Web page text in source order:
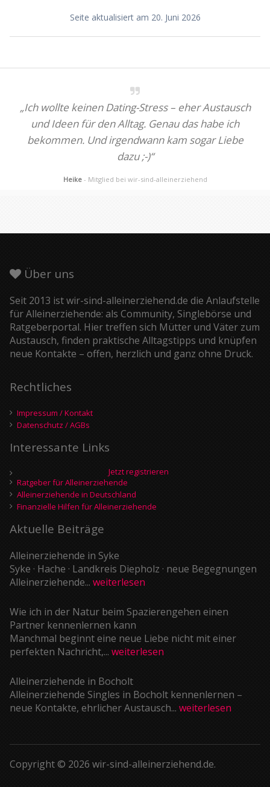
Seite aktualisiert am 20. Juni 2026
„Ich wollte keinen Dating-Stress – eher Austausch
und Ideen für den Alltag. Genau das habe ich
bekommen. Und irgendwann kam sogar Liebe
dazu ;-)“
Heike - Mitglied bei wir-sind-alleinerziehend
Über uns
Seit 2013 ist wir-sind-alleinerziehend.de die Anlaufstelle
für Alleinerziehende: als Community, Singlebörse und
Ratgeberportal. Hier treffen sich Mütter und Väter zum
Austausch, finden praktische Alltagstipps und knüpfen
neue Kontakte – offen, herzlich und ganz ohne Druck.
Rechtliches
Impressum / Kontakt
Datenschutz / AGBs
Interessante Links
Jetzt registrieren
Ratgeber für Alleinerziehende
Alleinerziehende in Deutschland
Finanzielle Hilfen für Alleinerziehende
Aktuelle Beiträge
Alleinerziehende in Syke
Syke · Hache · Landkreis Diepholz · neue Begegnungen
Alleinerziehende... weiterlesen
Wie ich in der Natur beim Spazierengehen einen
Partner kennenlernen kann
Manchmal beginnt eine neue Liebe nicht mit einer
perfekten Nachricht,... weiterlesen
Alleinerziehende in Bocholt
Alleinerziehende Singles in Bocholt kennenlernen –
neue Kontakte, ehrlicher Austausch... weiterlesen
Copyright © 2026 wir-sind-alleinerziehend.de.